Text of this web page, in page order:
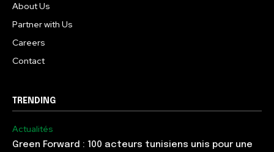
About Us
Partner with Us
Careers
Contact
TRENDING
Actualités
Green Forward : 100 acteurs tunisiens unis pour une